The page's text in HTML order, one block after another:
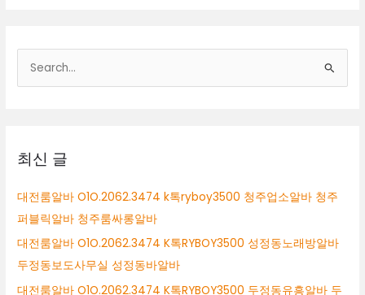
색
최신 글
대전룸알바 O1O.2062.3474 k톡ryboy3500 청주업소알바 청주
퍼블릭알바 청주룸싸롱알바
대전룸알바 O1O.2062.3474 K톡RYBOY3500 성정동노래방알바
두정동보도사무실 성정동바알바
대전룸알바 O1O.2062.3474 K톡RYBOY3500 두정동유흥알바 두